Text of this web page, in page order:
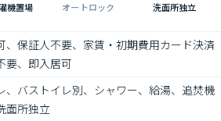
機置場 オートロック 洗面所独立
、保証人不要、家賃・初期費用カード決済
要、即入居可
、バストイレ別、シャワー、給湯、追焚機
面所独立